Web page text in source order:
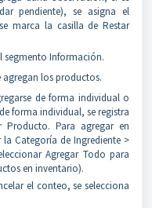
pendiente), se asigna el
marca la casilla de Restar
segmento Información.
agregan los productos.
de forma individual o
forma individual, se registra
Para agregar en
Categoría de Ingrediente >
Agregar Todo para
en inventario).
el conteo, se selecciona